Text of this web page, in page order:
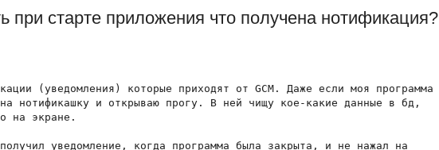
e
I
при старте приложения что получена нотификация?
(уведомления) которые приходят от GCM. Даже если моя программа
нотификашку и открываю прогу. В ней чищу кое-какие данные в бд,
на экране.
уведомление, когда программа была закрыта, и не нажал на